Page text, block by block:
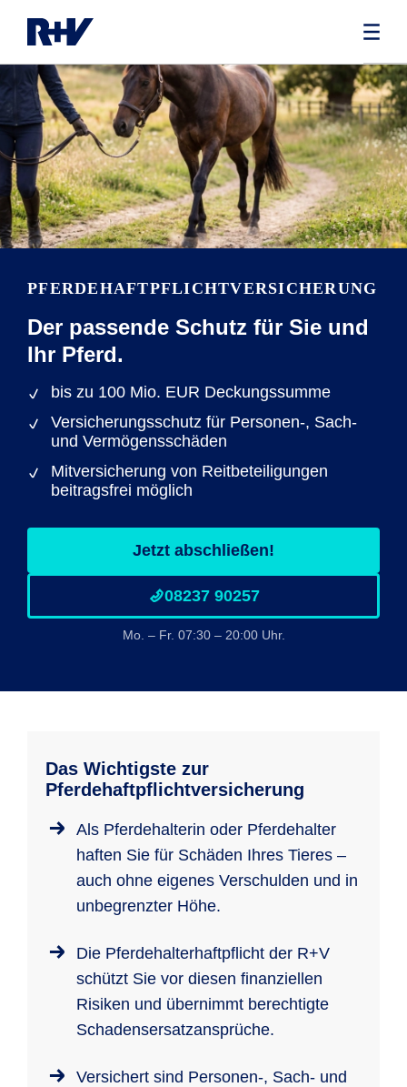
PFERDEHAFTPFLICHTVERSICHERUNG
Der passende Schutz für Sie und
Ihr Pferd.
bis zu 100 Mio. EUR Deckungssumme
Versicherungsschutz für Personen-, Sach-
und Vermögensschäden
Mitversicherung von Reitbeteiligungen
beitragsfrei möglich
Jetzt abschließen!
08237 90257
Mo. – Fr. 07:30 – 20:00 Uhr.
Das Wichtigste zur
Pferdehaftpflichtversicherung
Als Pferdehalterin oder Pferdehalter
haften Sie für Schäden Ihres Tieres –
auch ohne eigenes Verschulden und in
unbegrenzter Höhe.
Die Pferdehalterhaftpflicht der R+V
schützt Sie vor diesen finanziellen
Risiken und übernimmt berechtigte
Schadensersatzansprüche.
Versichert sind Personen-, Sach- und